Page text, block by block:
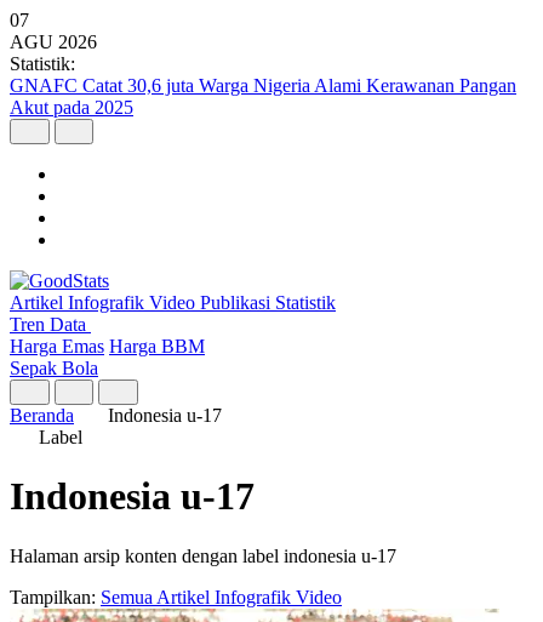
07
AGU 2026
Statistik:
GNAFC Catat 30,6 juta Warga Nigeria Alami Kerawanan Pangan
Akut pada 2025
Artikel Infografik Video Publikasi Statistik
Tren Data
Harga Emas Harga BBM
Sepak Bola
Beranda
Indonesia u-17
Label
Indonesia u-17
Halaman arsip konten dengan label indonesia u-17
Tampilkan: Semua Artikel Infografik Video